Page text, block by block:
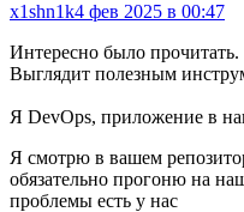
x1shn1k4 фев 2025 в 00:47
Интересно было прочитать.
Выглядит полезным
Я DevOps, приложение в
Я смотрю в вашем
обязательно прогоню на
проблемы есть у нас